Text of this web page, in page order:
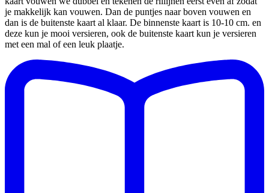
je makkelijk kan vouwen. Dan de puntjes naar boven vouwen en
dan is de buitenste kaart al klaar. De binnenste kaart is 10-10 cm. en
deze kun je mooi versieren, ook de buitenste kaart kun je versieren
met een mal of een leuk plaatje.